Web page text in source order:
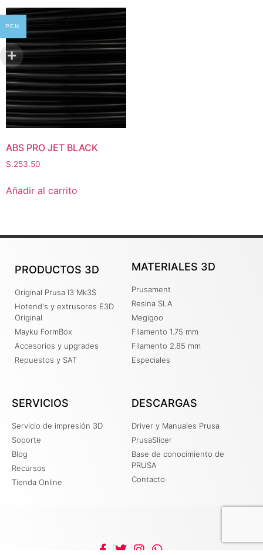
ABS PRO JET BLACK
S.253.50
Añadir al carrito
PRODUCTOS 3D
Original Prusa I3 Mk3S
Hotend's y extrusores E3D
Original
Mayku FormBox
Accesorios y upgrades
Repuestos y SAT
MATERIALES 3D
Prusament
Resina SLA
Megigoo
Filamento 1.75 mm
Filamento 2.85 mm
Especiales
SERVICIOS
Servicio de impresión 3D
Soporte
Blog
Recursos
Tienda Online
DESCARGAS
Driver y Manuales Prusa
PrusaSlicer
Base de conocimiento de
PRUSA
Contacto
PEN